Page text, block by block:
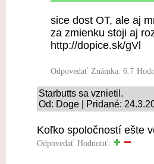
sice dost OT, ale aj
za zmienku stoji aj
http://dopice.sk/gVl
Odpovedať Známka: 6.7
Starbutts sa vznietil.
Od: Doge | Pridané:
Koľko spoločností ešte
Odpovedať Hodnotiť: